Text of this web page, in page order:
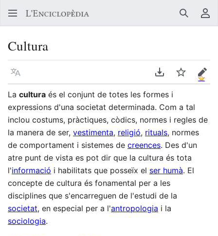
Buscar
Cultura
Llegir en un atre idioma Descarregar en
Vigilar
La cultura és el conjunt de totes les formes i
expressions d'una societat determinada. Com a tal
inclou costums, pràctiques, còdics, normes i regles de
la manera de ser, vestimenta, religió, rituals, normes
de comportament i sistemes de creences. Des d'un
atre punt de vista es pot dir que la cultura és tota
l'informació i habilitats que posseïx el ser humà. El
concepte de cultura és fonamental per a les
disciplines que s'encarreguen de l'estudi de la
societat, en especial per a l'antropologia i la
sociologia.